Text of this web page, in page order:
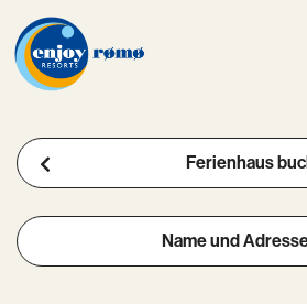
Ferienhaus
Name und